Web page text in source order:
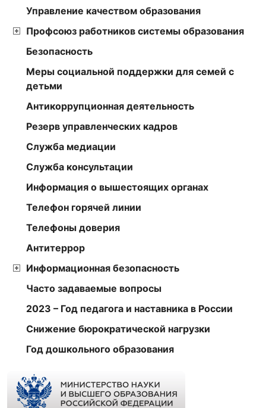
Управление качеством образования
Профсоюз работников системы образования
Безопасность
Меры социальной поддержки для семей с
детьми
Антикоррупционная деятельность
Резерв управленческих кадров
Служба медиации
Служба консультации
Информация о вышестоящих органах
Телефон горячей линии
Телефоны доверия
Антитеррор
Информационная безопасность
Часто задаваемые вопросы
2023 – Год педагога и наставника в России
Снижение бюрократической нагрузки
Год дошкольного образования